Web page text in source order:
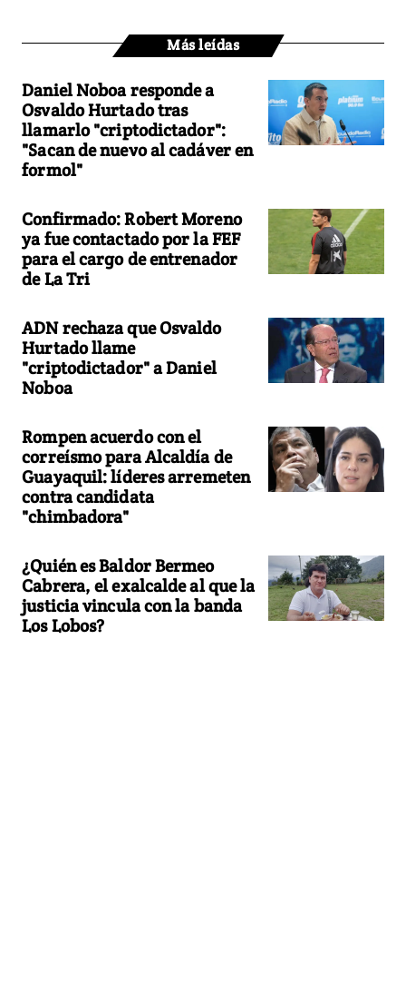
Más leídas
Daniel Noboa responde a
Osvaldo Hurtado tras
llamarlo "criptodictador":
"Sacan de nuevo al cadáver en
formol"
Confirmado: Robert Moreno
ya fue contactado por la FEF
para el cargo de entrenador
de La Tri
ADN rechaza que Osvaldo
Hurtado llame
"criptodictador" a Daniel
Noboa
Rompen acuerdo con el
correísmo para Alcaldía de
Guayaquil: líderes arremeten
contra candidata
"chimbadora"
¿Quién es Baldor Bermeo
Cabrera, el exalcalde al que la
justicia vincula con la banda
Los Lobos?